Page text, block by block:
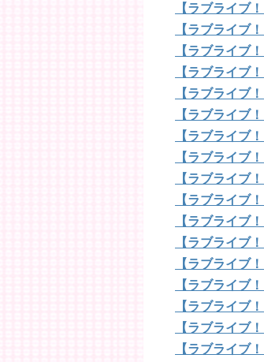
【ラブライブ
【ラブライブ
【ラブライブ
【ラブライブ
【ラブライブ
【ラブライブ
【ラブライブ
【ラブライブ
【ラブライブ
【ラブライブ
【ラブライブ
【ラブライブ
【ラブライブ
【ラブライブ
【ラブライブ
【ラブライブ
【ラブライブ